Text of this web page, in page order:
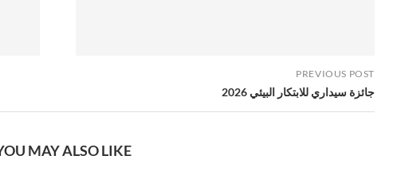
PREVIOUS POST
جائزة سيداري للابتكار البيئي 2026
MAY ALSO LIKE